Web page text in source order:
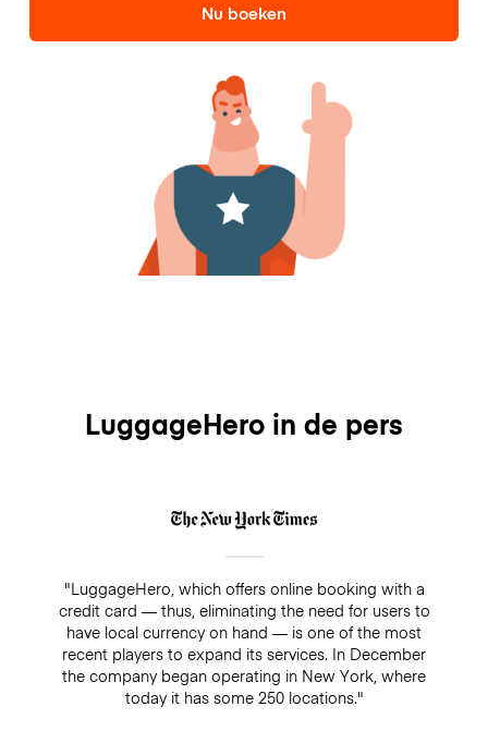
Nu boeken
LuggageHero in de pers
"LuggageHero, which offers online booking with a
credit card — thus, eliminating the need for users to
have local currency on hand — is one of the most
recent players to expand its services. In December
the company began operating in New York, where
today it has some 250 locations."